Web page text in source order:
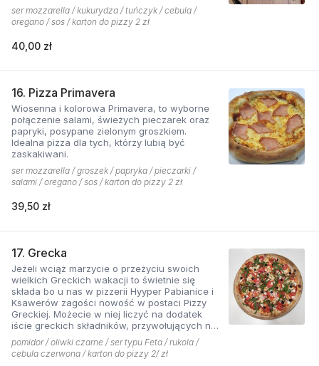
ser mozzarella / kukurydza / tuńczyk / cebula /
oregano / sos / karton do pizzy 2 zł
40,00 zł
16. Pizza Primavera
Wiosenna i kolorowa Primavera, to wyborne
połączenie salami, świeżych pieczarek oraz
papryki, posypane zielonym groszkiem.
Idealna pizza dla tych, którzy lubią być
zaskakiwani.
ser mozzarella / groszek / papryka / pieczarki /
salami / oregano / sos / karton do pizzy 2 zł
39,50 zł
17. Grecka
Jeżeli wciąż marzycie o przeżyciu swoich
wielkich Greckich wakacji to świetnie się
składa bo u nas w pizzerii Hyyper Pabianice i
Ksawerów zagości nowość w postaci Pizzy
Greckiej. Możecie w niej liczyć na dodatek
iście greckich składników, przywołujących na
myśl piaszczyste plaże i ciepły klimat - ser
typu feta, którego oryginalny smak doskonale
współgra z przypieczoną czerwoną cebulką,
pomidor / oliwki czarne / ser typu Feta / rukola /
cebula czerwona / karton do pizzy 2/ zł